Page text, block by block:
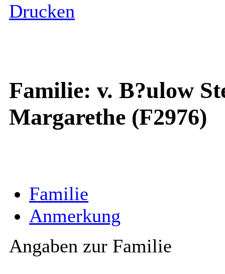
Drucken
Familie: v. B?ulow
Margarethe (F2976)
Familie
Anmerkung
Angaben zur Familie